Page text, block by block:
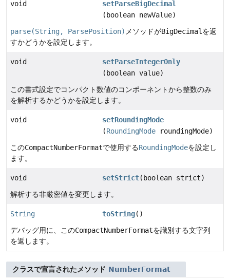
void
setParseBigDecimal
(boolean newValue)
parse(String, ParsePosition) メソッドがBigDecimal を返
すかどうかを設定します。
void
setParseIntegerOnly
(boolean value)
この書式設定でコンパクト数値のコンポーネントから整数のみ
を解析するかどうかを設定します。
void
setRoundingMode
(RoundingMode roundingMode)
このCompactNumberFormatで使用するRoundingModeを設定し
ます。
void setStrict(boolean strict)
解析する非厳密値を変更します。
String toString()
デバッグ用に、このCompactNumberFormatを識別する文字列
を返します。
クラスで宣言されたメソッド NumberFormat